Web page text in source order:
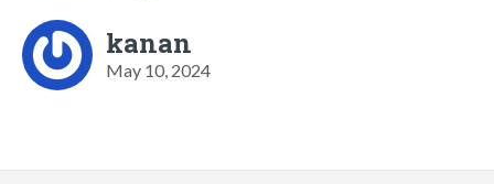
kanan
May 10, 2024